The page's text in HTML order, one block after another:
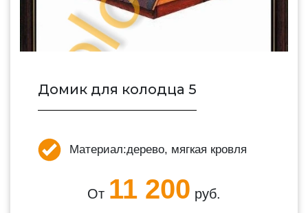
Домик для колодца 5
Материал:дерево, мягкая кровля
От 11 200 руб.